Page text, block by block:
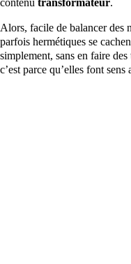
Alors, facile de balancer des
parfois hermétiques se
simplement, sans en faire
c’est parce qu’elles font sens